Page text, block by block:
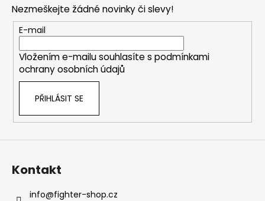
Nezmeškejte žádné novinky či slevy!
E-mail
Vložením e-mailu souhlasíte s podmínkami
ochrany osobních údajů
PŘIHLÁSIT SE
Kontakt
info@fighter-shop.cz